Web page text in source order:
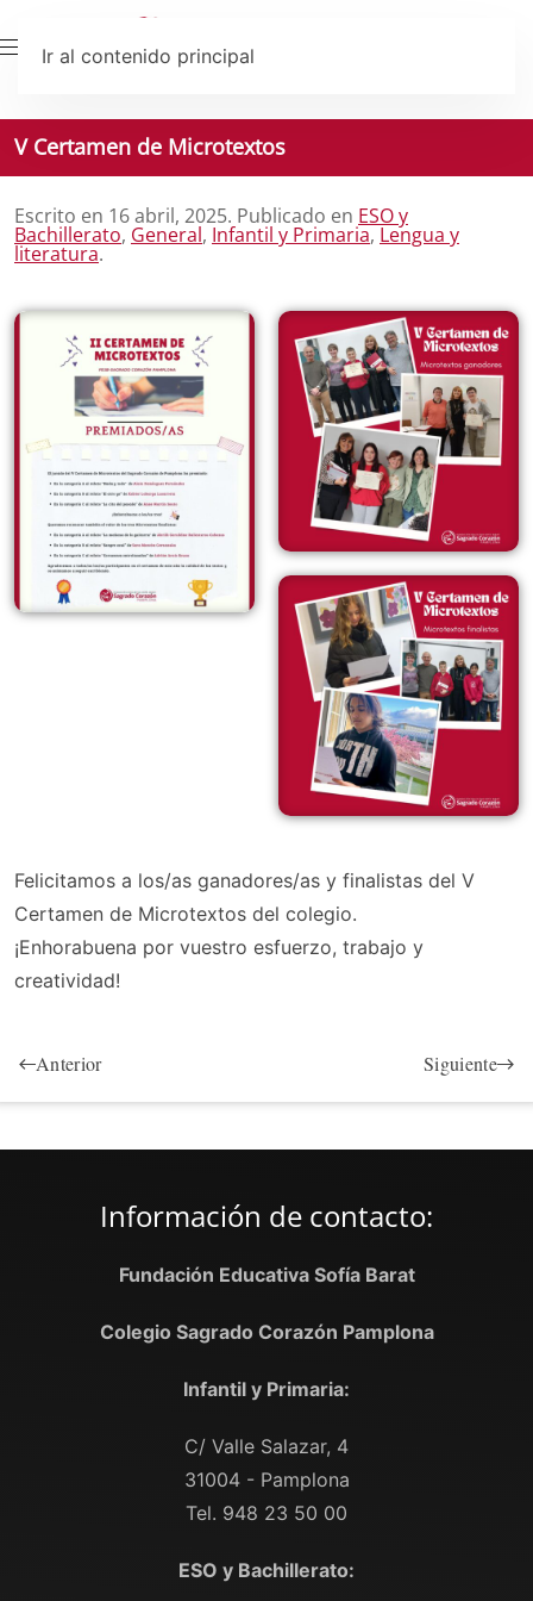
Ir al contenido principal
V Certamen de Microtextos
Escrito en 16 abril, 2025. Publicado en ESO y
Bachillerato, General, Infantil y Primaria, Lengua y
literatura.
Felicitamos a los/as ganadores/as y finalistas del V
Certamen de Microtextos del colegio.
¡Enhorabuena por vuestro esfuerzo, trabajo y
creatividad!
Anterior Siguiente
Información de contacto:
Fundación Educativa Sofía Barat
Colegio Sagrado Corazón Pamplona
Infantil y Primaria:
C/ Valle Salazar, 4
31004 - Pamplona
Tel. 948 23 50 00
ESO y Bachillerato: